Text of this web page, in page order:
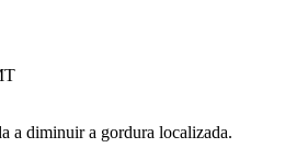
a diminuir a gordura localizada.